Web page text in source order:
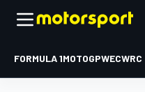
FORMULA 1MOTOGPWECWRC